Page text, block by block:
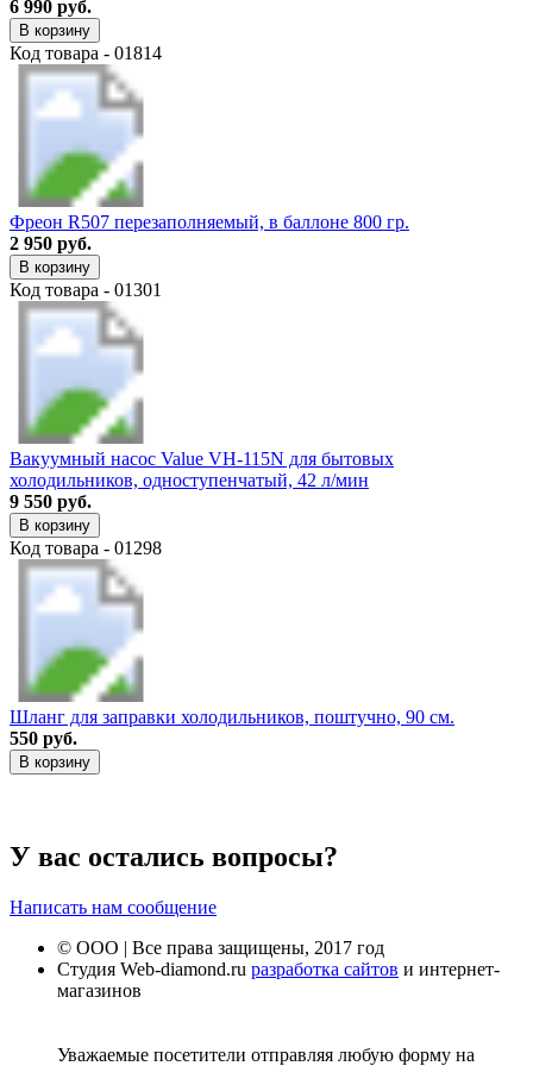
6 990 руб.
В корзину
Код товара - 01814
Фреон R507 перезаполняемый, в баллоне 800 гр.
2 950 руб.
В корзину
Код товара - 01301
Вакуумный насос Value VH-115N для бытовых
холодильников, одноступенчатый, 42 л/мин
9 550 руб.
В корзину
Код товара - 01298
Шланг для заправки холодильников, поштучно, 90 см.
550 руб.
В корзину
У вас остались вопросы?
Написать нам сообщение
© ООО | Все права защищены, 2017 год
Студия Web-diamond.ru разработка сайтов и интернет-
магазинов
Уважаемые посетители отправляя любую форму на